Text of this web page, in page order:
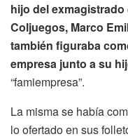
hijo del
Coljuegos, Marco
también figuraba
empresa junto a su
“famiempresa”.
La misma se había
lo ofertado en sus